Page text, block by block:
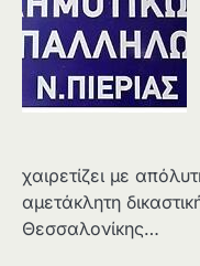
χαιρετίζει με
αμετάκλητη
Θεσσαλονίκης…